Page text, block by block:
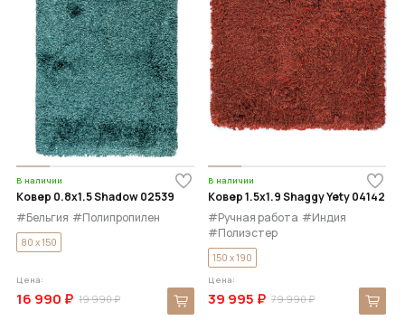
В наличии
Ковер 0.8x1.5 Shadow 02539
#Бельгия #Полипропилен
80 x 150
Цена:
19 990 ₽
16 990 ₽
В наличии
Ковер 1.5x1.9 Shaggy Yety 04142
#Ручная работа #Индия
#Полиэстер
150 x 190
Цена:
79 990 ₽
39 995 ₽